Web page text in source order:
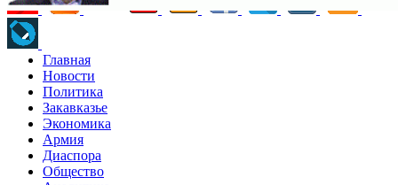
Главная
Новости
Политика
Закавказье
Экономика
Армия
Диаспора
Общество